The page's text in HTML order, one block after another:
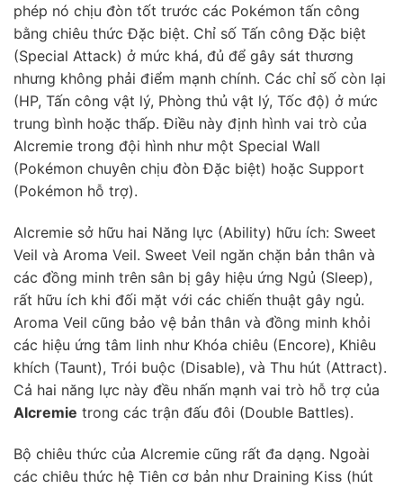
phép nó chịu đòn tốt trước các Pokémon tấn công
bằng chiêu thức Đặc biệt. Chỉ số Tấn công Đặc biệt
(Special Attack) ở mức khá, đủ để gây sát thương
nhưng không phải điểm mạnh chính. Các chỉ số còn lại
(HP, Tấn công vật lý, Phòng thủ vật lý, Tốc độ) ở mức
trung bình hoặc thấp. Điều này định hình vai trò của
Alcremie trong đội hình như một Special Wall
(Pokémon chuyên chịu đòn Đặc biệt) hoặc Support
(Pokémon hỗ trợ).
Alcremie sở hữu hai Năng lực (Ability) hữu ích: Sweet
Veil và Aroma Veil. Sweet Veil ngăn chặn bản thân và
các đồng minh trên sân bị gây hiệu ứng Ngủ (Sleep),
rất hữu ích khi đối mặt với các chiến thuật gây ngủ.
Aroma Veil cũng bảo vệ bản thân và đồng minh khỏi
các hiệu ứng tâm linh như Khóa chiêu (Encore), Khiêu
khích (Taunt), Trói buộc (Disable), và Thu hút (Attract).
Cả hai năng lực này đều nhấn mạnh vai trò hỗ trợ của
Alcremie trong các trận đấu đôi (Double Battles).
Bộ chiêu thức của Alcremie cũng rất đa dạng. Ngoài
các chiêu thức hệ Tiên cơ bản như Draining Kiss (hút